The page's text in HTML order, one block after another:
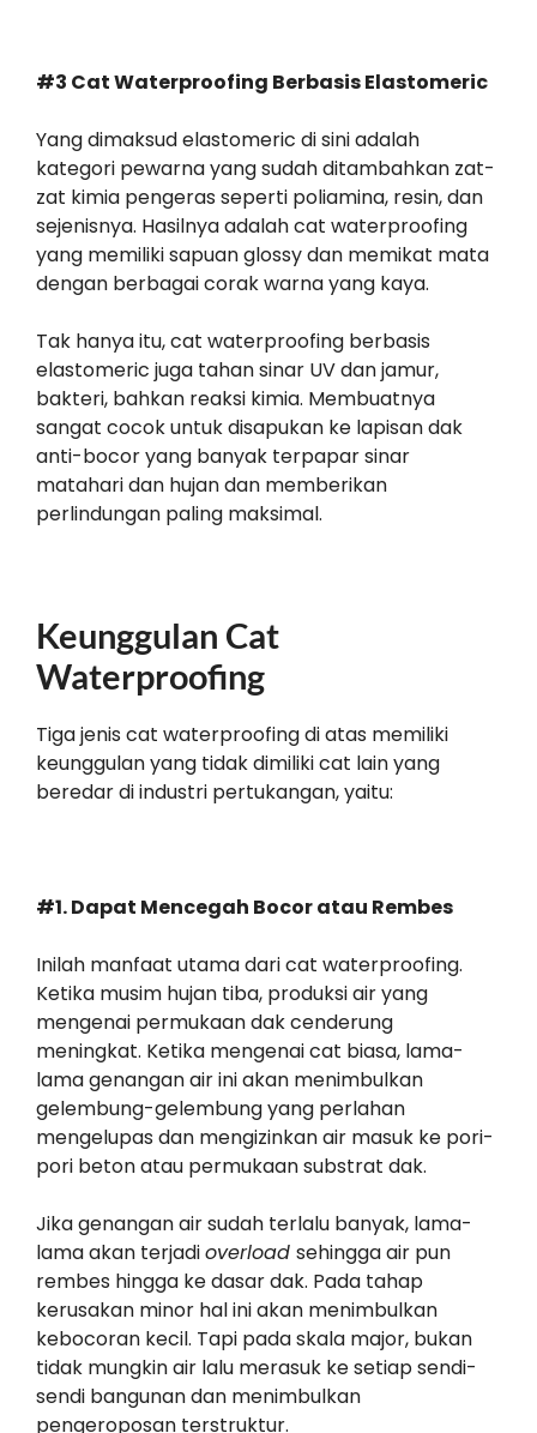
#3 Cat Waterproofing Berbasis Elastomeric
Yang dimaksud elastomeric di sini adalah
kategori pewarna yang sudah ditambahkan zat-
zat kimia pengeras seperti poliamina, resin, dan
sejenisnya. Hasilnya adalah cat waterproofing
yang memiliki sapuan glossy dan memikat mata
dengan berbagai corak warna yang kaya.
Tak hanya itu, cat waterproofing berbasis
elastomeric juga tahan sinar UV dan jamur,
bakteri, bahkan reaksi kimia. Membuatnya
sangat cocok untuk disapukan ke lapisan dak
anti-bocor yang banyak terpapar sinar
matahari dan hujan dan memberikan
perlindungan paling maksimal.
Keunggulan Cat
Waterproofing
Tiga jenis cat waterproofing di atas memiliki
keunggulan yang tidak dimiliki cat lain yang
beredar di industri pertukangan, yaitu:
#1. Dapat Mencegah Bocor atau Rembes
Inilah manfaat utama dari cat waterproofing.
Ketika musim hujan tiba, produksi air yang
mengenai permukaan dak cenderung
meningkat. Ketika mengenai cat biasa, lama-
lama genangan air ini akan menimbulkan
gelembung-gelembung yang perlahan
mengelupas dan mengizinkan air masuk ke pori-
pori beton atau permukaan substrat dak.
Jika genangan air sudah terlalu banyak, lama-
lama akan terjadioverload sehingga air pun
rembes hingga ke dasar dak. Pada tahap
kerusakan minor hal ini akan menimbulkan
kebocoran kecil. Tapi pada skala major, bukan
tidak mungkin air lalu merasuk ke setiap sendi-
sendi bangunan dan menimbulkan
pengeroposan terstruktur.